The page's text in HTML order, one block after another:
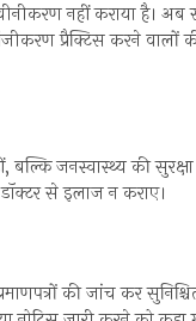
नहीं कराया है।
प्रैक्टिस करने वालों
बल्कि जनस्वास्थ्य की
से इलाज न कराए।
की जांच कर